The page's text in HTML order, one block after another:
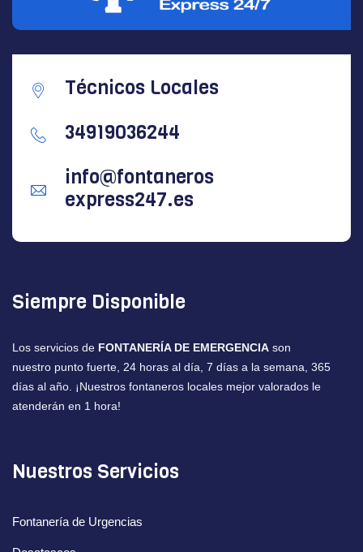
Técnicos Locales
34919036244
info@fontaneros
express247.es
Siempre Disponible
Los servicios de FONTANERÍA DE EMERGENCIA son
nuestro punto fuerte, 24 horas al día, 7 días a la semana, 365
días al año. ¡Nuestros fontaneros locales mejor valorados le
atenderán en 1 hora!
Nuestros Servicios
Fontanería de Urgencias